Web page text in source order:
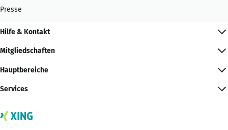
Presse
Hilfe & Kontakt
Mitgliedschaften
Hauptbereiche
Services